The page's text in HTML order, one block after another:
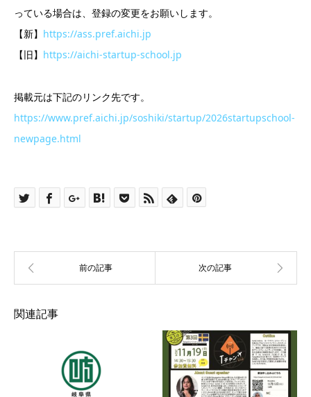
っている場合は、登録の変更をお願いします。
【新】​ https://ass.pref.aichi.jp
【旧】 https://aichi-startup-school.jp
掲載元は下記のリンク先です。
https://www.pref.aichi.jp/soshiki/startup/2026startupschool-
newpage.html
関連記事